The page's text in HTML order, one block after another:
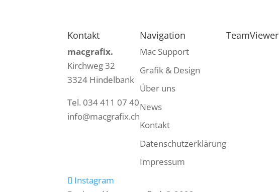
Kontakt
macgrafix.
Kirchweg 32
3324 Hindelbank
Tel. 034 411 07 40
info@macgrafix.ch
Navigation
Mac Support
Grafik & Design
Über uns
News
Kontakt
Datenschutzerklärung
Impressum
TeamViewer
Instagram